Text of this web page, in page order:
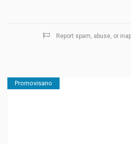
Report spam, abuse, or
Promovisano